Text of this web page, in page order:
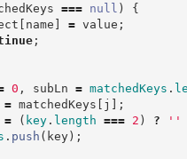
=== null )
{
[ name ] = value ;
;
0 , subLn = matchedKeys .
= matchedKeys [ j ] ;
= ( key . length === 2 ) ? ' '
. push ( key) ;